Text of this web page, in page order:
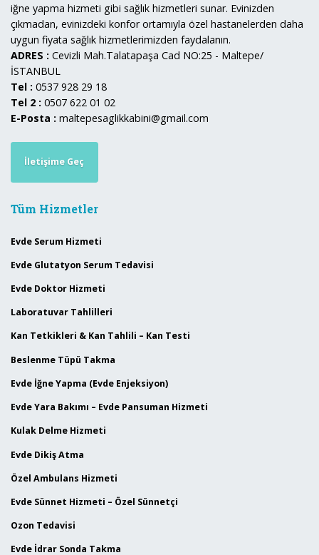
iğne yapma hizmeti gibi sağlık hizmetleri sunar. Evinizden
çıkmadan, evinizdeki konfor ortamıyla özel hastanelerden daha
uygun fiyata sağlık hizmetlerimizden faydalanın.
ADRES : Cevizli Mah.Talatapaşa Cad NO:25 - Maltepe/
İSTANBUL
Tel : 0537 928 29 18
Tel 2 : 0507 622 01 02
E-Posta : maltepesaglikkabini@gmail.com
İletişime Geç
Tüm Hizmetler
Evde Serum Hizmeti
Evde Glutatyon Serum Tedavisi
Evde Doktor Hizmeti
Laboratuvar Tahlilleri
Kan Tetkikleri & Kan Tahlili – Kan Testi
Beslenme Tüpü Takma
Evde İğne Yapma (Evde Enjeksiyon)
Evde Yara Bakımı – Evde Pansuman Hizmeti
Kulak Delme Hizmeti
Evde Dikiş Atma
Özel Ambulans Hizmeti
Evde Sünnet Hizmeti – Özel Sünnetçi
Ozon Tedavisi
Evde İdrar Sonda Takma